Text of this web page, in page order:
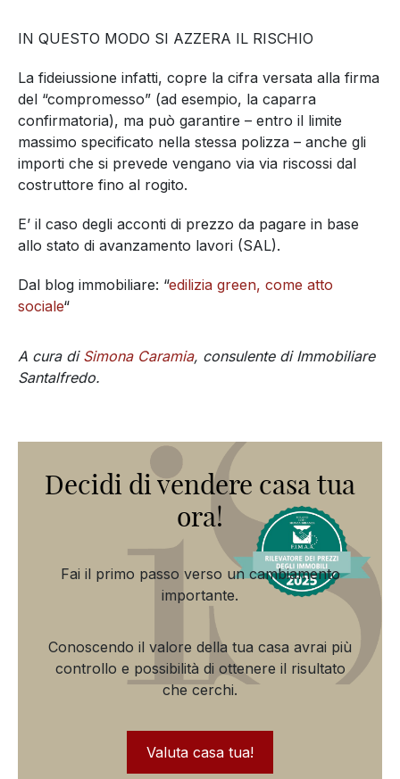
IN QUESTO MODO SI AZZERA IL RISCHIO
La fideiussione infatti, copre la cifra versata alla firma
del “compromesso” (ad esempio, la caparra
confirmatoria), ma può garantire – entro il limite
massimo specificato nella stessa polizza – anche gli
importi che si prevede vengano via via riscossi dal
costruttore fino al rogito.
E’ il caso degli acconti di prezzo da pagare in base
allo stato di avanzamento lavori (SAL).
Dal blog immobiliare: “edilizia green, come atto
sociale“
A cura di Simona Caramia, consulente di Immobiliare
Santalfredo.
Decidi di vendere casa tua
ora!
Fai il primo passo verso un cambiamento
importante.
Conoscendo il valore della tua casa avrai più
controllo e possibilità di ottenere il risultato
che cerchi.
Valuta casa tua!